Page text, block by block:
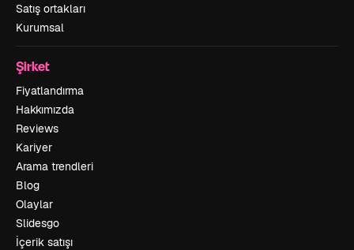
Satış ortakları
Kurumsal
Şirket
Fiyatlandırma
Hakkımızda
Reviews
Kariyer
Arama trendleri
Blog
Olaylar
Slidesgo
İçerik satışı